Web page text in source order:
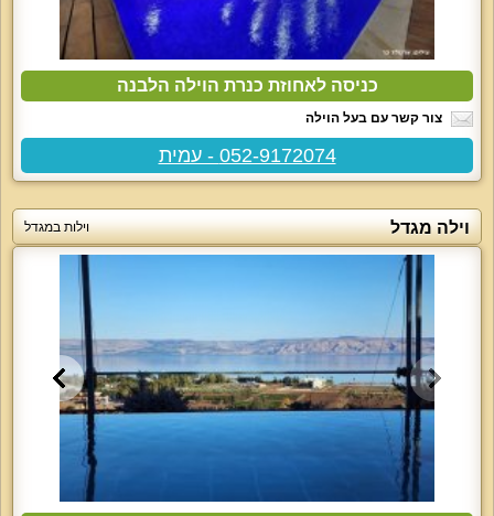
כניסה לאחוזת כנרת הוילה הלבנה
צור קשר עם בעל הוילה
052-9172074 - עמית
וילה מגדל וילות במגדל